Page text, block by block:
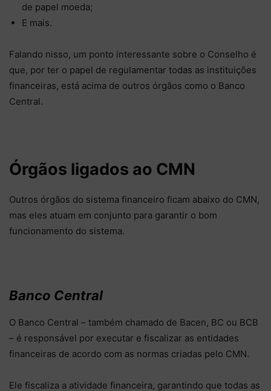
de papel moeda;
E mais.
Falando nisso, um ponto interessante sobre o Conselho é
que, por ter o papel de regulamentar todas as instituições
financeiras, está acima de outros órgãos como o Banco
Central.
Órgãos ligados ao CMN
Outros órgãos do sistema financeiro ficam abaixo do CMN,
mas eles atuam em conjunto para garantir o bom
funcionamento do sistema.
Banco Central
O Banco Central – também chamado de Bacen, BC ou BCB
– é responsável por executar e fiscalizar as entidades
financeiras de acordo com as normas criadas pelo CMN.
Ele fiscaliza a atividade financeira, garantindo que todas as